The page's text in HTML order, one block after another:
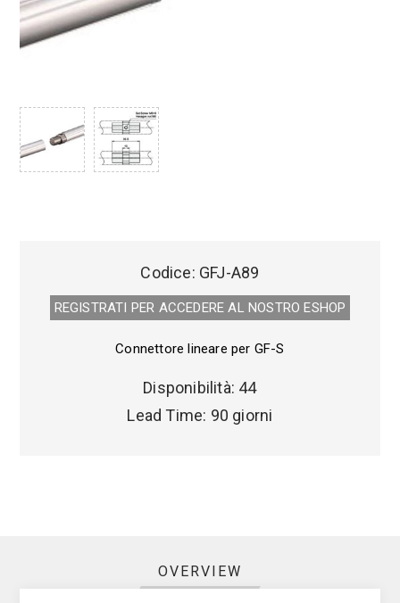
Codice: GFJ-A89
REGISTRATI PER ACCEDERE AL NOSTRO E­SHOP
Connettore lineare per GF-S
Disponibilità: 44
Lead Time: 90 giorni
OVERVIEW